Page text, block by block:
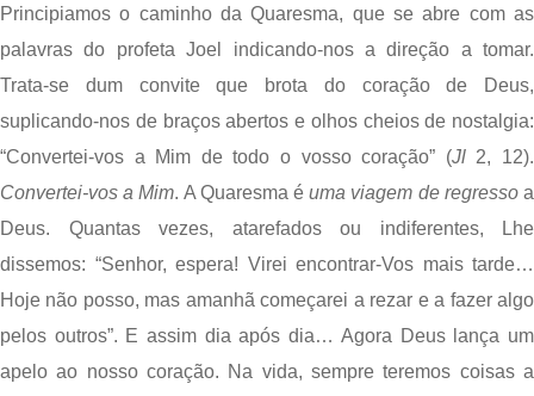
Principiamos o caminho da Quaresma, que se abre com as
palavras do profeta Joel indicando-nos a direção a tomar.
Trata-se dum convite que brota do coração de Deus,
suplicando-nos de braços abertos e olhos cheios de nostalgia:
“Convertei-vos a Mim de todo o vosso coração” (Jl
Convertei-vos a Mim. A Quaresma é uma viagem de regresso a
Deus. Quantas vezes, atarefados ou indiferentes, Lhe
dissemos: “Senhor, espera! Virei encontrar-Vos mais tarde…
Hoje não posso, mas amanhã começarei a rezar e a fazer algo
pelos outros”. E assim dia após dia… Agora Deus lança um
apelo ao nosso coração. Na vida, sempre teremos coisas a